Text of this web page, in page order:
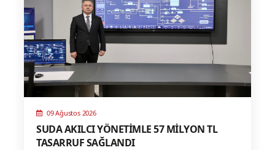
09 Ağustos 2026
SUDA AKILCI YÖNETİMLE 57 MİLYON TL
TASARRUF SAĞLANDI